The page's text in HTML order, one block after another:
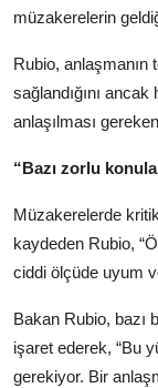
müzakerelerin
Rubio, anlaşmanın
sağlandığını
anlaşılması
“Bazı zorlu
Müzakerelerde
kaydeden Rubio,
ciddi ölçüde uyum
Bakan Rubio, bazı
işaret ederek, “Bu
gerekiyor. Bir